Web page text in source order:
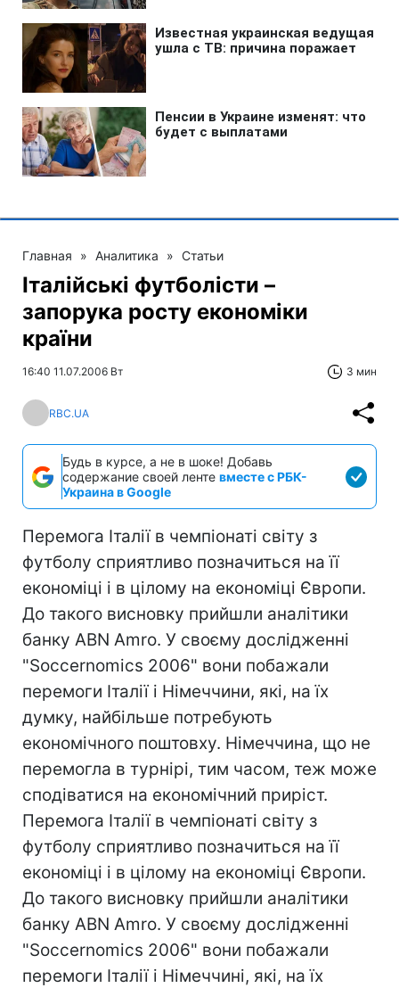
Главная » Аналитика » Статьи
Італійські футболісти –
запорука росту економіки
країни
16:40 11.07.2006 Вт 3 мин
RBC.UA
Будь в курсе, а не в шоке! Добавь
содержание своей ленте вместе с РБК-
Украина в Google
Перемога Італії в чемпіонаті світу з
футболу сприятливо позначиться на її
економіці і в цілому на економіці Європи.
До такого висновку прийшли аналітики
банку ABN Amro. У своєму дослідженні
"Soccernomics 2006" вони побажали
перемоги Італії і Німеччини, які, на їх
думку, найбільше потребують
економічного поштовху. Німеччина, що не
перемогла в турнірі, тим часом, теж може
сподіватися на економічний приріст.
Перемога Італії в чемпіонаті світу з
футболу сприятливо позначиться на її
економіці і в цілому на економіці Європи.
До такого висновку прийшли аналітики
банку ABN Amro. У своєму дослідженні
"Soccernomics 2006" вони побажали
перемоги Італії і Німеччині, які, на їх